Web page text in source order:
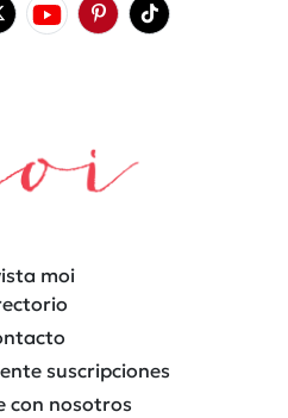
moi
suscripciones
con nosotros